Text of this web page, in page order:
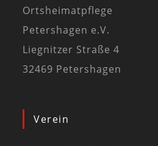
Ortsheimatpflege
Petershagen e.V.
Liegnitzer Straße 4
32469 Petershagen
Verein